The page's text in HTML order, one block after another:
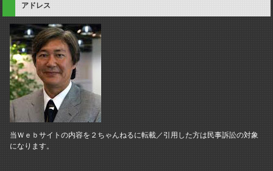
アドレス
当Ｗｅｂサイトの内容を２ちゃんねるに転載／引用した方は民事訴訟の対象
になります。